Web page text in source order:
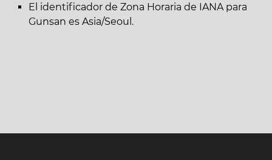
El identificador de Zona Horaria de IANA para
Gunsan es Asia/Seoul.